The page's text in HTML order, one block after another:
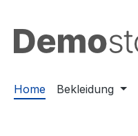
Home Bekleidung